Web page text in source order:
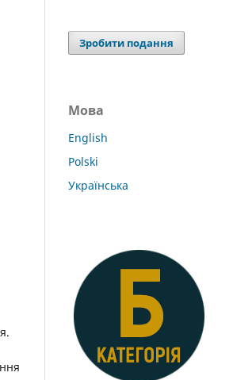
Зробити подання
Мова
English
Polski
Українська